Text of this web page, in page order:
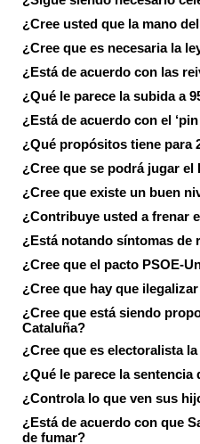
¿Cree usted que la mano
¿Cree que es necesaria la
¿Está de acuerdo con las
¿Qué le parece la subida a
¿Está de acuerdo con el
¿Qué propósitos tiene para
¿Cree que se podrá jugar el
¿Cree que existe un buen
¿Contribuye usted a frenar
¿Está notando síntomas de
¿Cree que el pacto PSOE-
¿Cree que hay que
¿Cree que está siendo
Cataluña?
¿Cree que es electoralista
¿Qué le parece la sentencia
¿Controla lo que ven sus
¿Está de acuerdo con que
de fumar?